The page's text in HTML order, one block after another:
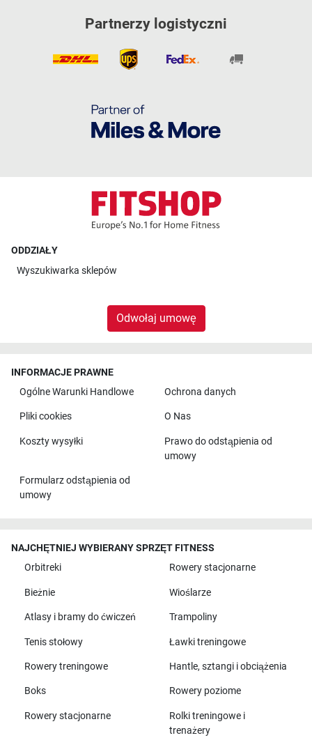
Partnerzy logistyczni
ODDZIAŁY
Wyszukiwarka sklepów
Odwołaj umowę
INFORMACJE PRAWNE
Ogólne Warunki Handlowe
Ochrona danych
Pliki cookies O Nas
Koszty wysyłki
Prawo do odstąpienia od
umowy
Formularz odstąpienia od
umowy
NAJCHĘTNIEJ WYBIERANY SPRZĘT FITNESS
Orbitreki
Rowery stacjonarne
Bieżnie Wioślarze
Atlasy i bramy do ćwiczeń Trampoliny
Tenis stołowy Ławki treningowe
Rowery treningowe Hantle, sztangi i obciążenia
Boks Rowery poziome
Rowery stacjonarne
Rolki treningowe i
trenażery